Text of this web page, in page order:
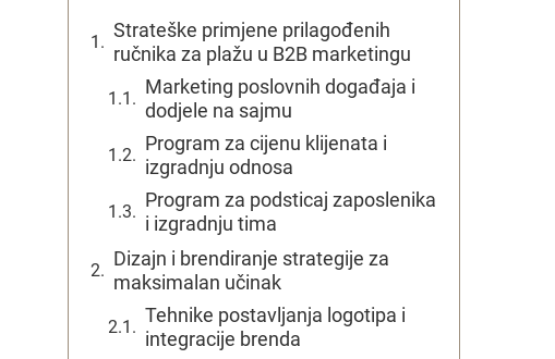
Strateške primjene prilagođenih
ručnika za plažu u B2B marketingu
Marketing poslovnih događaja i
dodjele na sajmu
Program za cijenu klijenata i
izgradnju odnosa
Program za podsticaj zaposlenika
i izgradnju tima
Dizajn i brendiranje strategije za
maksimalan učinak
Tehnike postavljanja logotipa i
integracije brenda